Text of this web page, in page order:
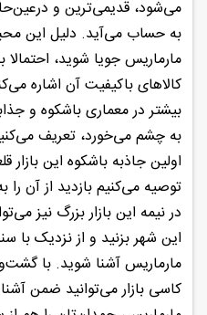
می‌شود، قدیمی‌ترین و
به حساب می‌آید. دلیل این
مارماریس جویا شوید،
کالاهای باکیفیت آن اشاره
بیشتر در معماری باشکوه و
به چشم می‌خورد، تعریف
اولین جاذبه باشکوه این
توصیه می‌کنیم بازدید از آن
در نیمه این بازار بزرگ نیز
این شهر بزنید و از نزدیک با
مارماریس آشنا شوید. با
کاسی بازار می‌توانید ضمن